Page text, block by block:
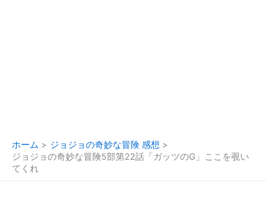
ホーム
ジョジョの奇妙な冒険 感想
ジョジョの奇妙な冒険5部第22話「ガッツのG」ここを覗い
てくれ